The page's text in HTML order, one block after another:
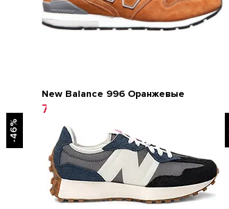
New Balance 996 Оранжевые
7 490 р.
-46%